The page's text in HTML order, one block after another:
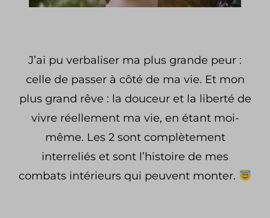
J’ai pu verbaliser ma plus grande peur :
celle de passer à côté de ma vie. Et mon
plus grand rêve : la douceur et la liberté de
vivre réellement ma vie, en étant moi-
même. Les 2 sont complètement
interreliés et sont l’histoire de mes
combats intérieurs qui peuvent monter.